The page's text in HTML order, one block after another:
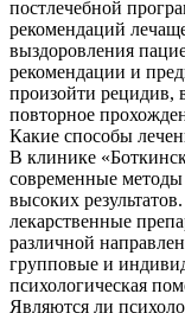
постлечебной
рекомендаций
выздоровления
рекомендации и
произойти рецидив,
повторное
Какие способы
В клинике
современные
высоких
лекарственные
различной
групповые и
психологическая
Являются ли